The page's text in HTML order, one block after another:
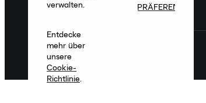
verwalten.
Entdecke
mehr über
unsere
Cookie-
Richtlinie.
PRÄFERENZEN